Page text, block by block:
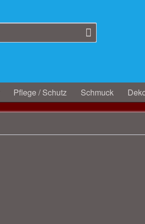
Pflege / Schutz Schmuck